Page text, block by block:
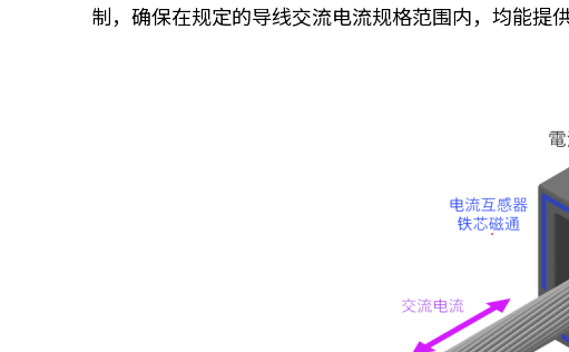
制，确保在规定的导线交流电流规格范围内，均能提